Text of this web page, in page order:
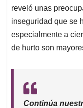
reveló unas
inseguridad que se
especialmente a
de hurto son
Continúa